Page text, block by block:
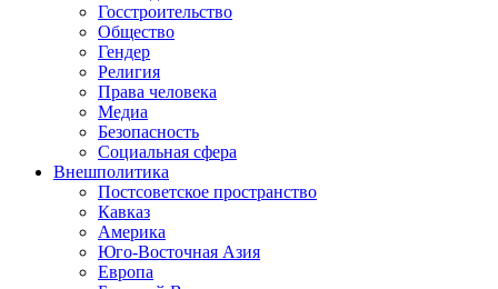
Госстроительство
Общество
Гендер
Религия
Права человека
Медиа
Безопасность
Социальная сфера
Внешполитика
Постсоветское пространство
Кавказ
Америка
Юго-Восточная Азия
Европа